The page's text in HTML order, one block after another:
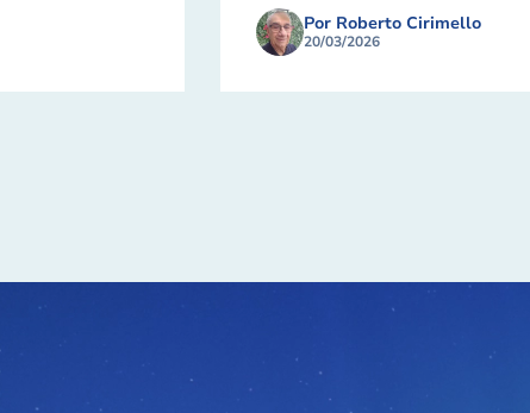
Por Roberto Cirimello
20/03/2026